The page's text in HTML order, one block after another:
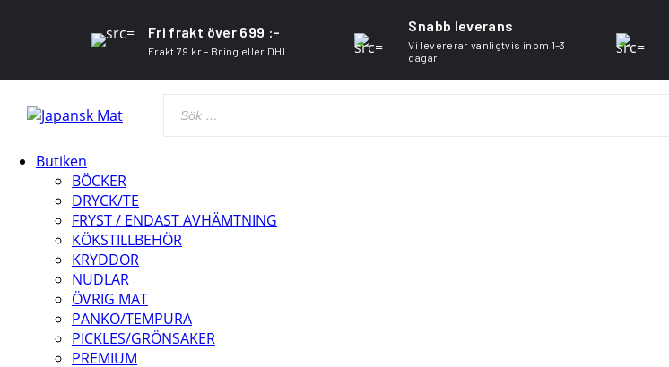
Fri frakt över 699 :-
Frakt 79 kr – Bring eller DHL
Snabb leverans
Vi levererar vanligtvis inom 1–3
dagar
Butiken
BÖCKER
DRYCK/TE
FRYST / ENDAST AVHÄMTNING
KÖKSTILLBEHÖR
KRYDDOR
NUDLAR
ÖVRIG MAT
PANKO/TEMPURA
PICKLES/GRÖNSAKER
PREMIUM